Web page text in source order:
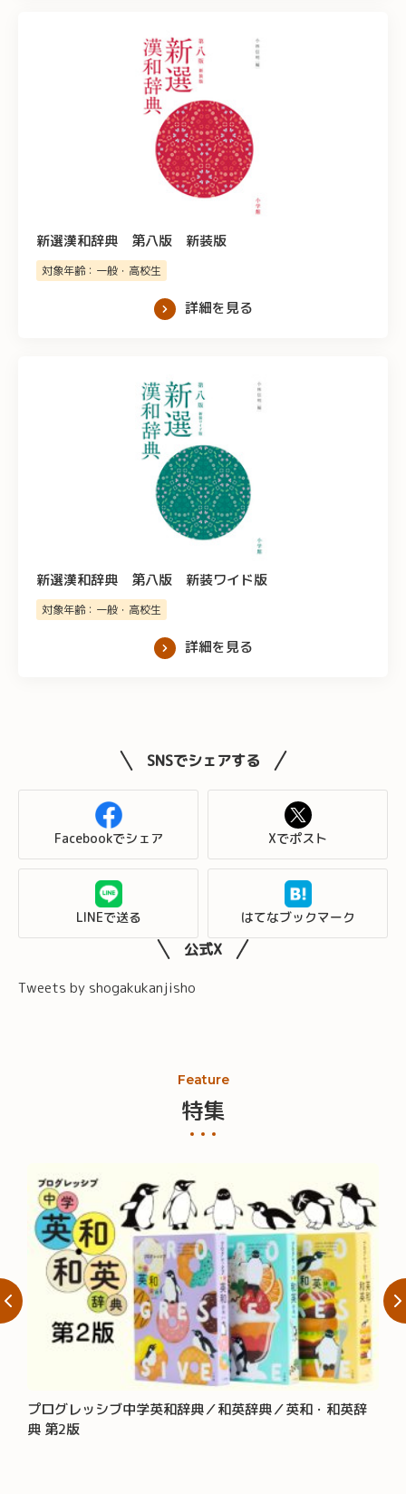
新選漢和辞典 第八版 新装版
対象年齢：一般・高校生
詳細を見る
新選漢和辞典 第八版 新装ワイド版
対象年齢：一般・高校生
詳細を見る
SNSでシェアする
Facebookでシェア Xでポスト
LINEで送る はてなブックマーク
公式X
Tweets by shogakukanjisho
Feature
特集
プログレッシブ中学英和辞典／和英辞典／英和・和英辞
典 第2版